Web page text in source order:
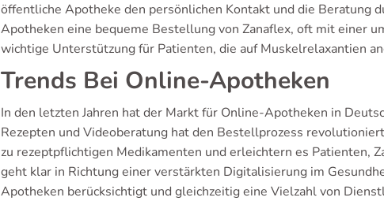
öffentliche Apotheke den persönlichen Kontakt und die Beratung
Apotheken eine bequeme Bestellung von Zanaflex, oft mit einer
wichtige Unterstützung für Patienten, die auf Muskelrelaxantien
Trends Bei Online-Apotheken
In den letzten Jahren hat der Markt für Online-Apotheken in
Rezepten und Videoberatung hat den Bestellprozess
zu rezeptpflichtigen Medikamenten und erleichtern es Patienten,
geht klar in Richtung einer verstärkten Digitalisierung im
Apotheken berücksichtigt und gleichzeitig eine Vielzahl von